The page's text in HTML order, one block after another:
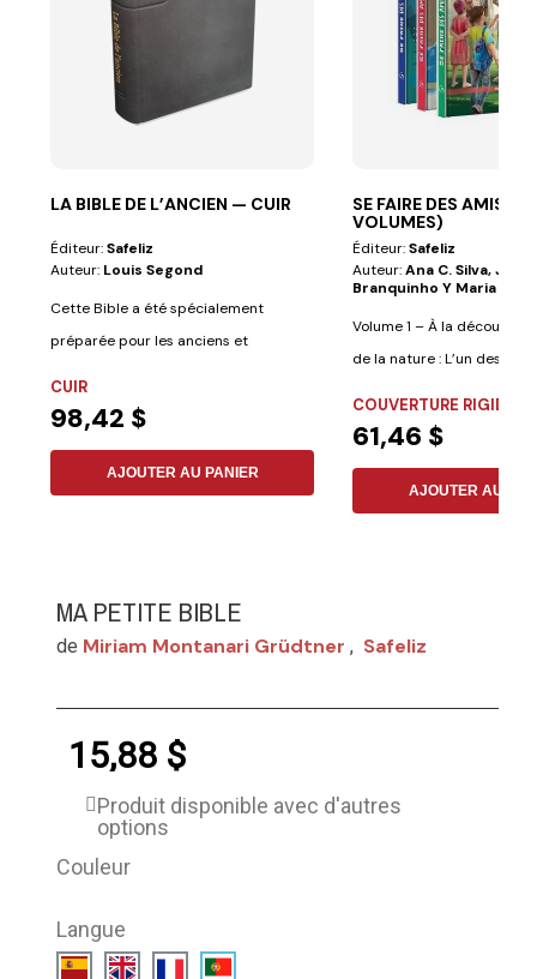
LA BIBLE DE L’ANCIEN — CUIR
Éditeur:Safeliz
Auteur: Louis Segond
Cette Bible a été spécialement
préparée pour les anciens et
CUIR
98,42 $
AJOUTER AU PANIER
SE FAIRE DES AMIS (3
VOLUMES)
Éditeur:Safeliz
Auteur:Ana C. Silva,
Branquinho Y Maria A.
Volume 1 – À la
de la nature : L’un des
COUVERTURE RIGIDE
61,46 $
AJOUTER AU
MA PETITE BIBLE
de Miriam Montanari Grüdtner , Safeliz
15,88 $
Produit disponible avec d'autres
options
Couleur
Langue